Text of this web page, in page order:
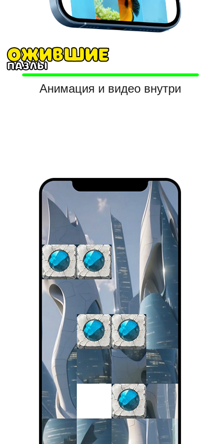
Ожившие
пазлы
Анимация и видео внутри